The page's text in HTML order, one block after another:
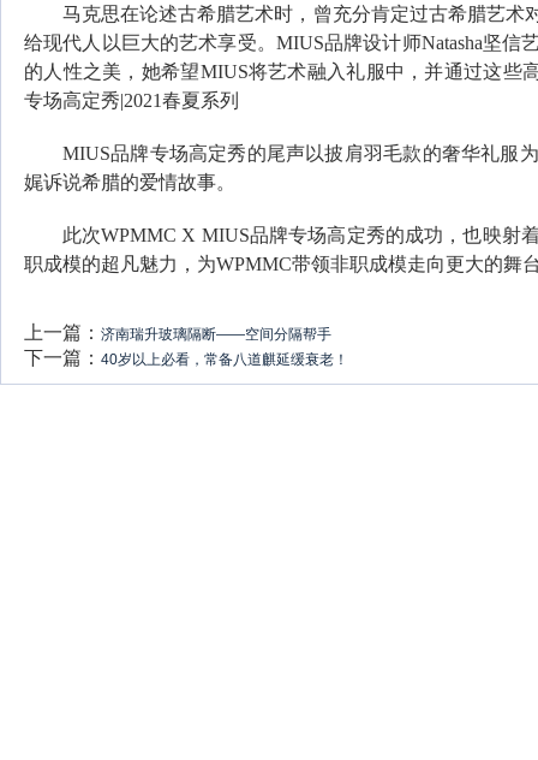
马克思在论述古希腊艺术时，曾充分肯定过古希腊艺
给现代人以巨大的艺术享受。MIUS品牌设计师Natasha坚
的人性之美，她希望MIUS将艺术融入礼服中，并通过这些
专场高定秀|2021春夏系列
MIUS品牌专场高定秀的尾声以披肩羽毛款的奢华礼服
娓诉说希腊的爱情故事。
此次WPMMC X MIUS品牌专场高定秀的成功，也映射
职成模的超凡魅力，为WPMMC带领非职成模走向更大的舞
上一篇： 济南瑞升玻璃隔断——空间分隔帮手
下一篇： 40岁以上必看，常备八道麒延缓衰老！